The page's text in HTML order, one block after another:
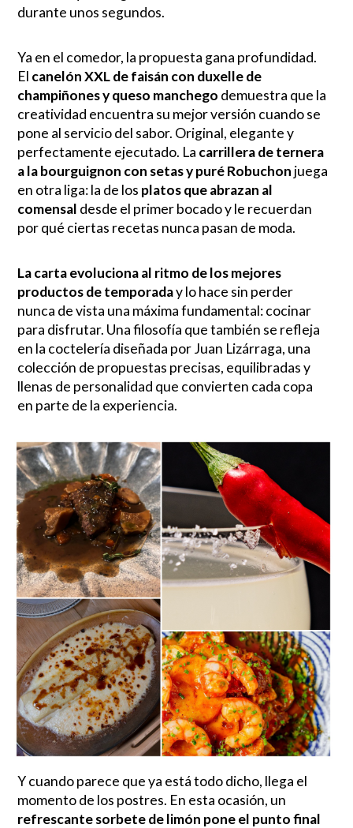
durante unos segundos.
Ya en el comedor, la propuesta gana profundidad.
El canelón XXL de faisán con duxelle de
champiñones y queso manchego demuestra que la
creatividad encuentra su mejor versión cuando se
pone al servicio del sabor. Original, elegante y
perfectamente ejecutado. La carrillera de ternera
a la bourguignon con setas y puré Robuchon juega
en otra liga: la de los platos que abrazan al
comensal desde el primer bocado y le recuerdan
por qué ciertas recetas nunca pasan de moda.
La carta evoluciona al ritmo de los mejores
productos de temporaday lo hace sin perder
nunca de vista una máxima fundamental: cocinar
para disfrutar. Una filosofía que también se refleja
en la coctelería diseñada por Juan Lizárraga, una
colección de propuestas precisas, equilibradas y
llenas de personalidad que convierten cada copa
en parte de la experiencia.
Y cuando parece que ya está todo dicho, llega el
momento de los postres. En esta ocasión, un
refrescante sorbete de limón pone el punto final